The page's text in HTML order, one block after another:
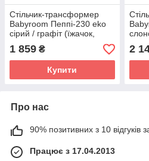
Стільчик-трансформер
Babyroom Пеппі-230 eko
сірий / графіт (їжачок,
квіти)
1 859 ₴
Купити
2
Про нас
90% позитивних з 10 відгуків
Працює з 17.04.2013